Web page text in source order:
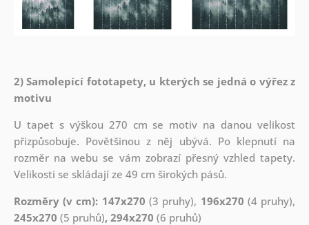
2) Samolepící fototapety, u kterých se jedná o výřez z
motivu
U tapet s výškou 270 cm se motiv na danou velikost
přizpůsobuje. Povětšinou z něj ubývá. Po klepnutí na
rozměr na webu se vám zobrazí přesný vzhled tapety.
Velikosti se skládají ze 49 cm širokých pásů.
Rozměry (v cm): 147x270 (3 pruhy), 196x270 (4 pruhy),
245x270 (5 pruhů), 294x270 (6 pruhů)